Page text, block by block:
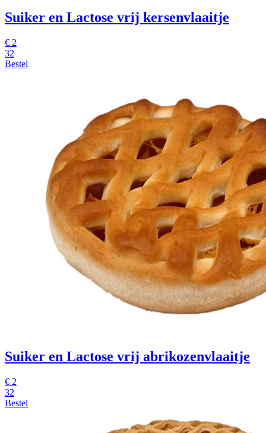
Suiker en Lactose vrij kersenvlaaitje
€ 2
32
Bestel
Suiker en Lactose vrij abrikozenvlaaitje
€ 2
32
Bestel